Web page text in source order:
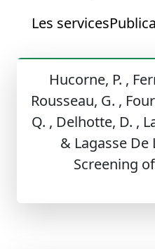
Les services
Hucorne, P. ,
Rousseau, G. ,
Q. , Delhotte, D. ,
& Lagasse De
Screening